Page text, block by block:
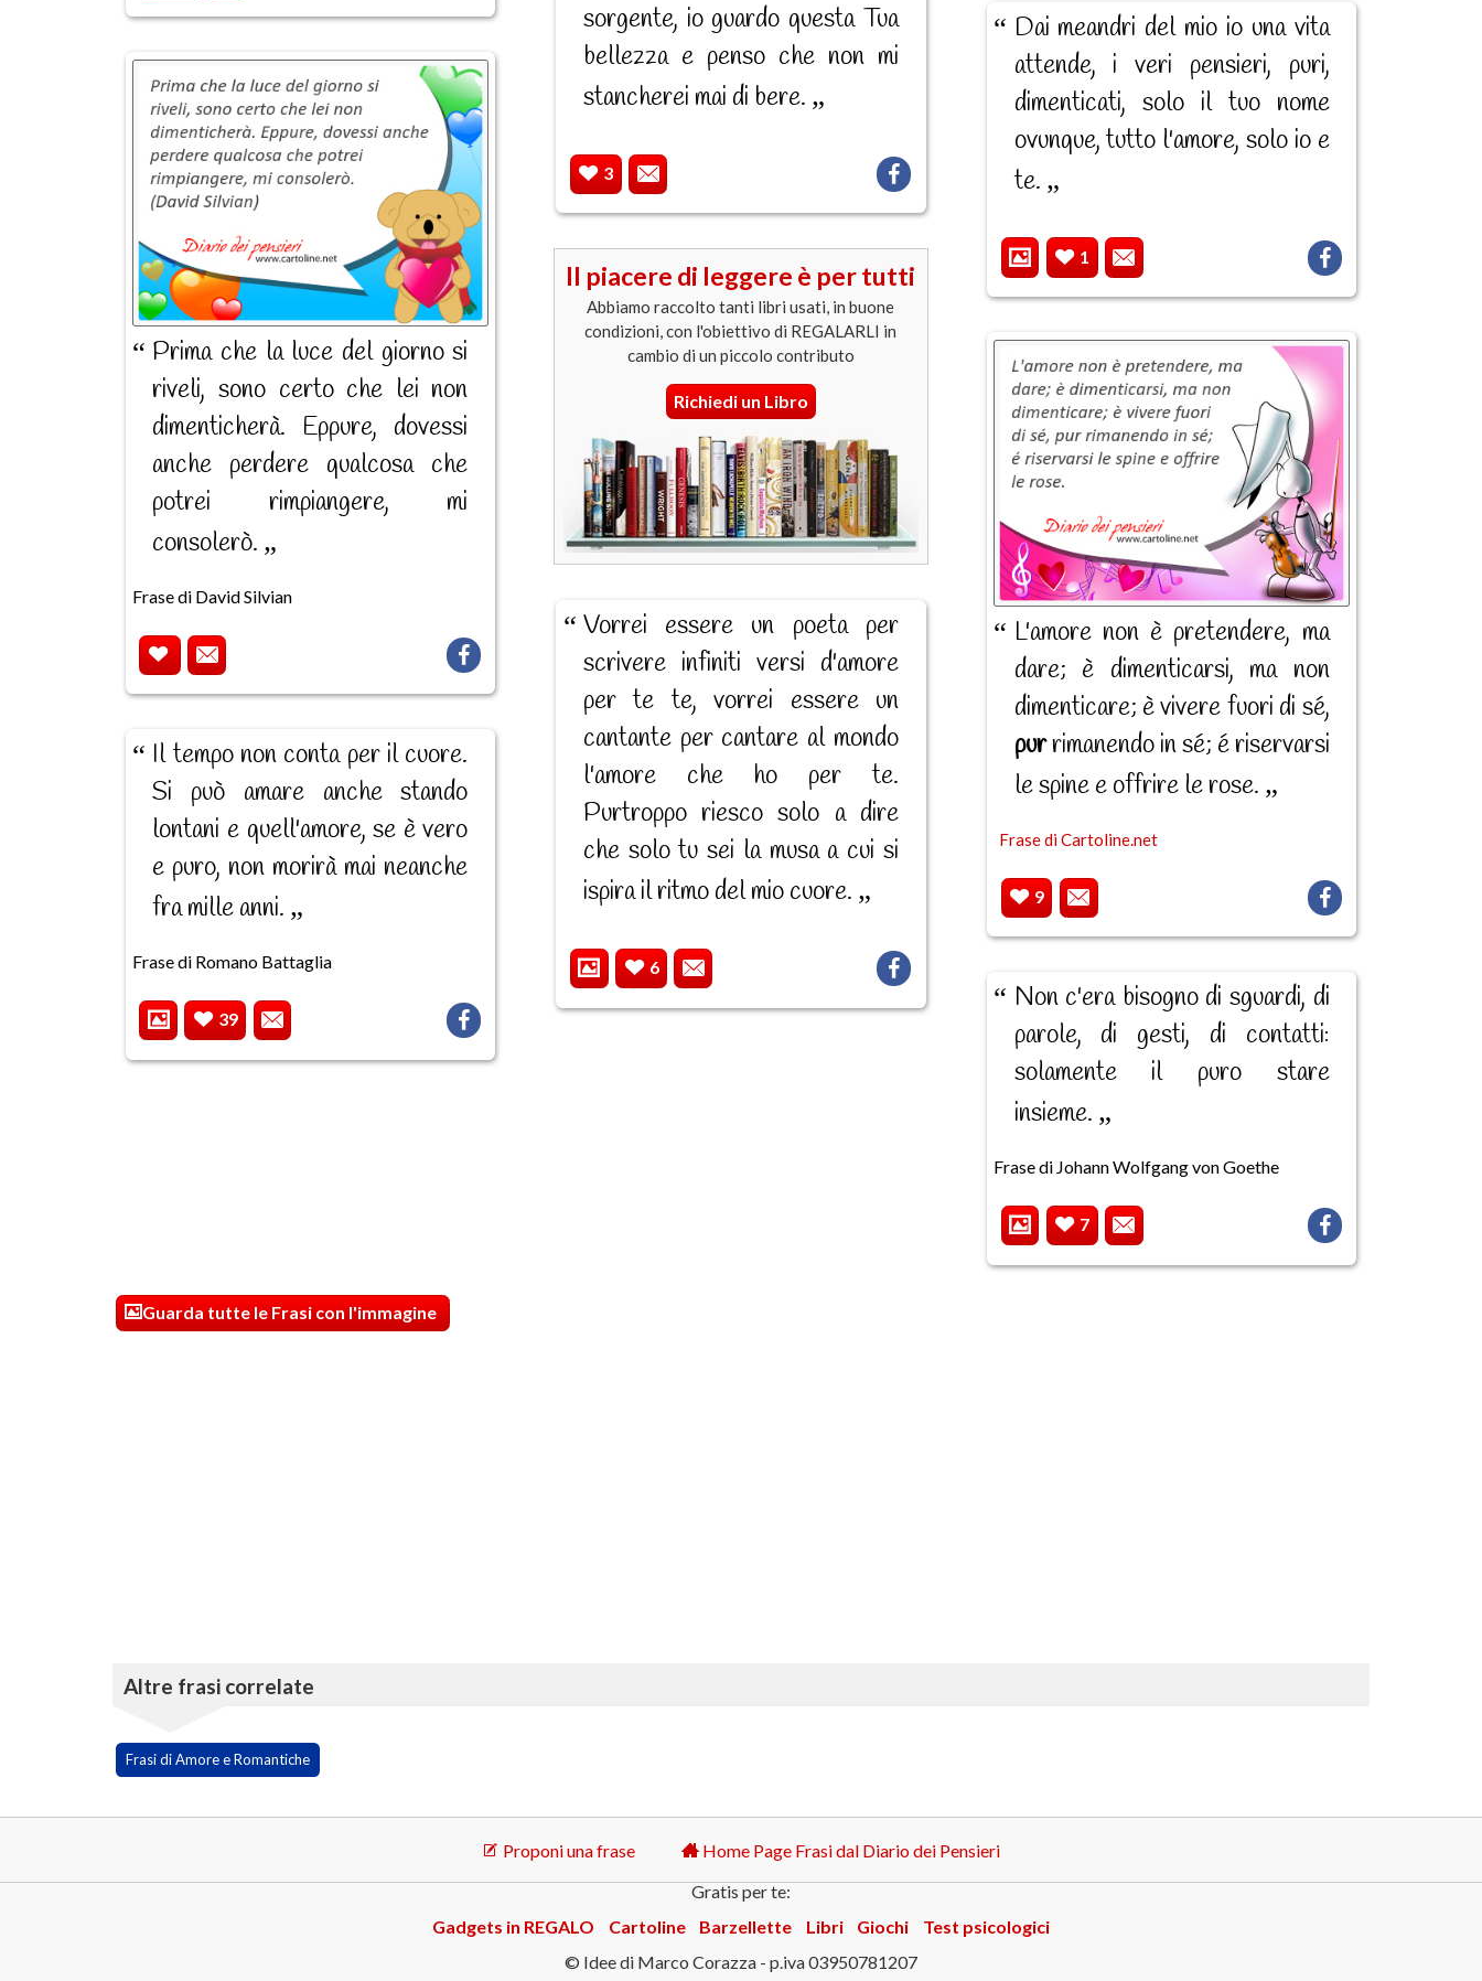
Prima che la luce del giorno si
riveli, sono certo che lei non
dimenticherà. Eppure, dovessi
anche perdere qualcosa che
potrei rimpiangere, mi
consolerò.
Frase di David Silvian
Il tempo non conta per il cuore.
Si può amare anche stando
lontani e quell'amore, se è vero
e puro, non morirà mai neanche
fra mille anni.
Frase di Romano Battaglia
39
sorgente, io guardo questa Tua
bellezza e penso che non mi
stancherei mai di bere.
3
Il piacere di leggere è per tutti
Abbiamo raccolto tanti libri usati, in buone
condizioni, con l'obiettivo di REGALARLI in
cambio di un piccolo contributo
Richiedi un Libro
Vorrei essere un poeta per
scrivere infiniti versi d'amore
per te te, vorrei essere un
cantante per cantare al mondo
l'amore che ho per te.
Purtroppo riesco solo a dire
che solo tu sei la musa a cui si
ispira il ritmo del mio cuore.
6
Dai meandri del mio io una vita
attende, i veri pensieri, puri,
dimenticati, solo il tuo nome
ovunque, tutto l'amore, solo io e
te.
1
L'amore non è pretendere, ma
dare; è dimenticarsi, ma non
dimenticare; è vivere fuori di sé,
purrimanendo in sé; é riservarsi
le spine e offrire le rose.
Frase di Cartoline.net
9
Non c'era bisogno di sguardi, di
parole, di gesti, di contatti:
solamente il puro stare
insieme.
Frase di Johann Wolfgang von Goethe
7
Guarda tutte le Frasi con l'immagine
Altre frasi correlate
Frasi di Amore e Romantiche
Proponi una frase
Home Page Frasi dal Diario dei Pensieri
Gratis per te:
Gadgets in REGALO
Cartoline Barzellette Libri Giochi
Test psicologici
© Idee di Marco Corazza - p.iva 03950781207